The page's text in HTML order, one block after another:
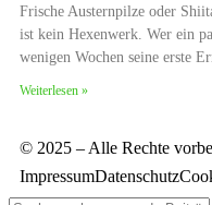
Frische Austernpilze oder
ist kein Hexenwerk. Wer ein
wenigen Wochen seine erste
Weiterlesen »
© 2025 – Alle Rechte
ImpressumDatenschutz